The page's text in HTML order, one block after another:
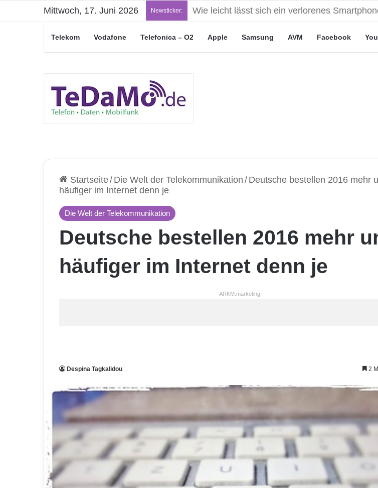
Mittwoch, 17. Juni 2026 Newsticker: „Junge Leute“-Tarife: Marketing-Trick oder
Telekom Vodafone Telefonica – O2 Apple Samsung AVM Facebook
Startseite/ Die Welt der Telekommunikation / Deutsche bestellen 2016 mehr
häufiger im Internet denn je
Die Welt der Telekommunikation
Deutsche bestellen 2016 mehr
häufiger im Internet denn je
ARKM.marketing
Despina Tagkalidou 2